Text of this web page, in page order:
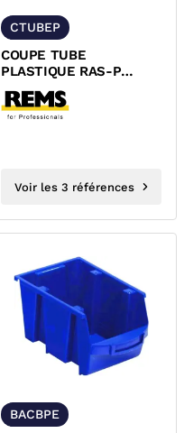
CTUBEP
COUPE TUBE
PLASTIQUE RAS-P
REMS
Voir les 3 références
BACBPE